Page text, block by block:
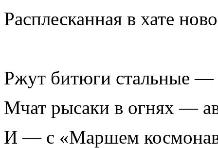
Расплесканная в хате
Ржут битюги стальные —
Мчат рысаки в огнях —
И — с «Маршем